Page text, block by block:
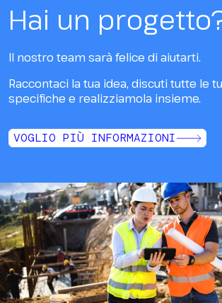
Hai un
Il nostro team sarà felice di aiutarti.
Raccontaci la tua idea, discuti tutte le
specifiche e realizziamola insieme.
VOGLIO PIÙ INFORMAZIONI